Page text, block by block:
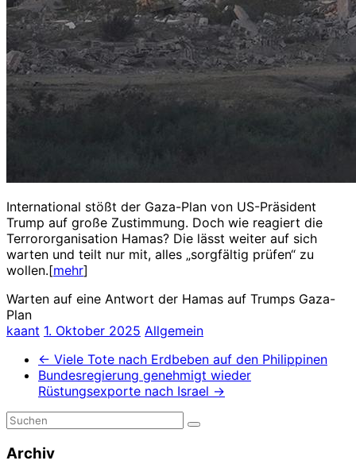
International stößt der Gaza-Plan von US-Präsident
Trump auf große Zustimmung. Doch wie reagiert die
Terrororganisation Hamas? Die lässt weiter auf sich
warten und teilt nur mit, alles „sorgfältig prüfen“ zu
wollen.[mehr]
Warten auf eine Antwort der Hamas auf Trumps Gaza-
Plan
kaant 1. Oktober 2025 Allgemein
← Viele Tote nach Erdbeben auf den Philippinen
Bundesregierung genehmigt wieder
Rüstungsexporte nach Israel →
Archiv